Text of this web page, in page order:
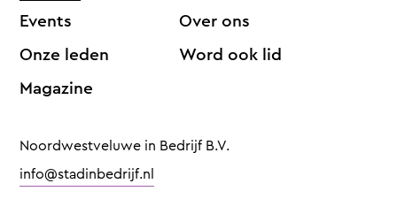
Events
Onze leden
Magazine
Over ons
Word ook lid
Noordwestveluwe in Bedrijf B.V.
info@stadinbedrijf.nl